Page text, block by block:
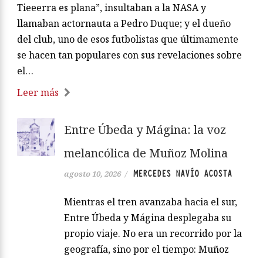
Tieeerra es plana”, insultaban a la NASA y
llamaban actornauta a Pedro Duque; y el dueño
del club, uno de esos futbolistas que últimamente
se hacen tan populares con sus revelaciones sobre
el…
Leer más
Entre Úbeda y Mágina: la voz
melancólica de Muñoz Molina
agosto 10, 2026 / MERCEDES NAVÍO ACOSTA
Mientras el tren avanzaba hacia el sur,
Entre Úbeda y Mágina desplegaba su
propio viaje. No era un recorrido por la
geografía, sino por el tiempo: Muñoz